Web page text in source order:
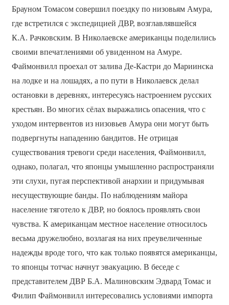
Брауном Томасом совершил поездку по низовьям Амура,
где встретился с экспедицией ДВР, возглавлявшейся
К.А. Рачковским. В Николаевске американцы поделились
своими впечатлениями об увиденном на Амуре.
Файмонвилл проехал от залива Де-Кастри до Мариинска
на лодке и на лошадях, а по пути в Николаевск делал
остановки в деревнях, интересуясь настроением русских
крестьян. Во многих сёлах выражались опасения, что с
уходом интервентов из низовьев Амура они могут быть
подвергнуты нападению бандитов. Не отрицая
существования тревоги среди населения, Файмонвилл,
однако, полагал, что японцы умышленно распространяли
эти слухи, пугая перспективой анархии и придумывая
несуществующие банды. По наблюдениям майора
население тяготело к ДВР, но боялось проявлять свои
чувства. К американцам местное население относилось
весьма дружелюбно, возлагая на них преувеличенные
надежды вроде того, что как только появятся американцы,
то японцы тотчас начнут эвакуацию. В беседе с
представителем ДВР Б.А. Малиновским Эдвард Томас и
Филип Файмонвилл интересовались условиями импорта